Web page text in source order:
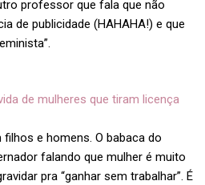
professor que fala que não
de publicidade (HAHAHA!) e que
de mulheres que tiram licença
e homens. O babaca do
falando que mulher é muito
pra “ganhar sem trabalhar”. É